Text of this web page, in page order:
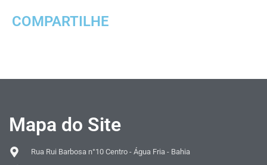
COMPARTILHE
Mapa do Site
Rua Rui Barbosa n°10 Centro - Água Fria - Bahia